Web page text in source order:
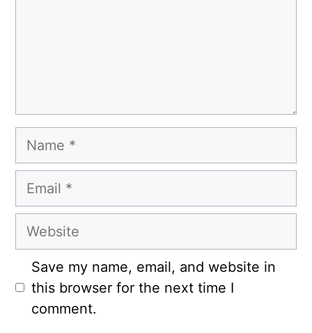
Name
Email
Website
Save my name, email, and website in
this browser for the next time I
comment.